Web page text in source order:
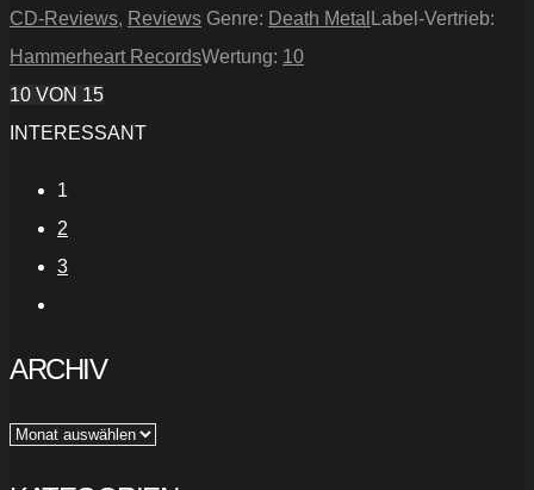
CD-Reviews, Reviews Genre: Death Metal Label-Vertrieb:
Hammerheart RecordsWertung: 10
10 VON 15
INTERESSANT
1
2
3
ARCHIV
Archiv